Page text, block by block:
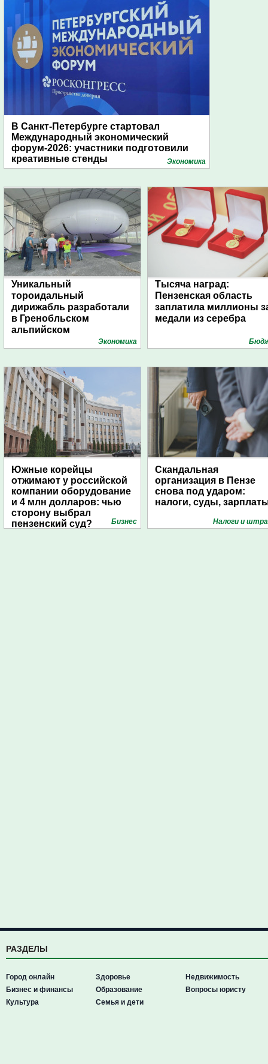
В Санкт-Петербурге стартовал
Международный экономический
форум-2026: участники подготовили
креативные стенды
Экономика
Уникальный
тороидальный
дирижабль разработали
в Гренобльском
альпийском
Экономика
Тысяча наград:
Пензенская область
заплатила миллионы
медали из серебра
Южные корейцы
отжимают у российской
компании оборудование
и 4 млн долларов: чью
сторону выбрал
пензенский суд?
Бизнес
Скандальная
организация в Пензе
снова под ударом:
налоги, суды,
Налоги и
РАЗДЕЛЫ
Город онлайн
Бизнес и финансы
Культура
Здоровье
Образование
Семья и дети
Недвижимость
Вопросы юристу